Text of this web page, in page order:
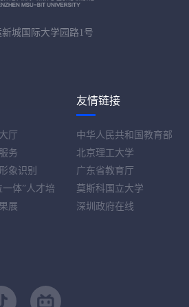
城国际大学园路1号
厅
务
象识别
一体”人才培
展
友情链接
中华人民共和国教育部
北京理工大学
广东省教育厅
莫斯科国立大学
深圳政府在线